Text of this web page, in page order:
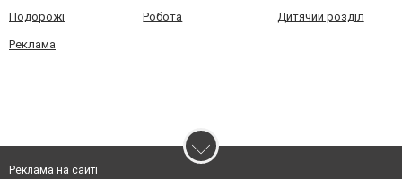
Подорожі Робота Дитячий розділ
Реклама
Реклама на сайті